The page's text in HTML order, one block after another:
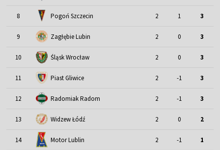
8 Pogoń Szczecin 2 1 3
9 Zagłębie Lubin 2 0 3
10 Śląsk Wrocław 2 0 3
11 Piast Gliwice 2 -1 3
12 Radomiak Radom 2 -1 3
13 Widzew Łódź 2 0 2
14 Motor Lublin 2 -1 1